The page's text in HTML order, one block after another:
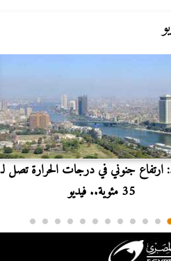
ارتفاع جنوني في درجات الحرارة تصل لـ
35 مئوية.. فيديو